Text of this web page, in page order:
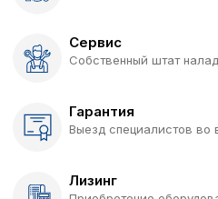
Сервис
Собственный штат
Гарантия
Выезд специалистов во
Лизинг